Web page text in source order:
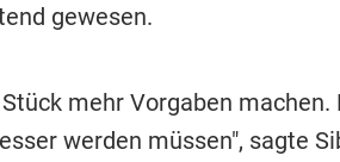
gewesen.
mehr Vorgaben machen.
werden müssen", sagte